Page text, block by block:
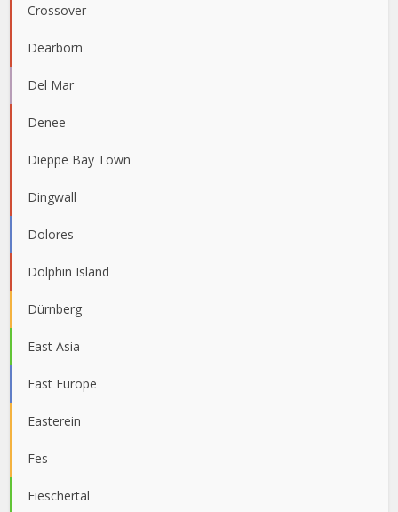
Crossover
Dearborn
Del Mar
Denee
Dieppe Bay Town
Dingwall
Dolores
Dolphin Island
Dürnberg
East Asia
East Europe
Easterein
Fes
Fieschertal